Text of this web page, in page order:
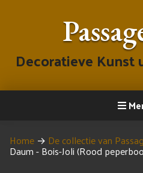
Decoratieve Kunst
Home → De collectie van
Daum - Bois-Joli (Rood